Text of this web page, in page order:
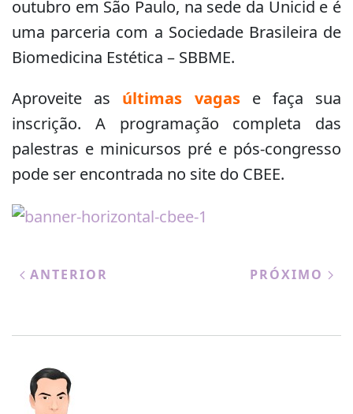
outubro em São Paulo, na sede da Unicid e é
uma parceria com a Sociedade Brasileira de
Biomedicina Estética – SBBME.
Aproveite as últimas vagase faça sua
inscrição. A programação completa das
palestras e minicursos pré e pós-congresso
pode ser encontrada no site do CBEE.
ANTERIOR PRÓXIMO